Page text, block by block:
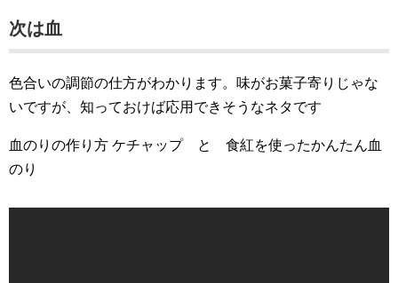
次は血
色合いの調節の仕方がわかります。味がお菓子寄りじゃな
いですが、知っておけば応用できそうなネタです
血のりの作り方 ケチャップ と 食紅を使ったかんたん血
のり